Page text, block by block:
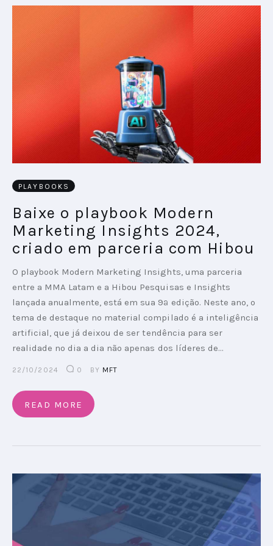
PLAYBOOKS
Baixe o playbook Modern
Marketing Insights 2024,
criado em parceria com Hibou
O playbook Modern Marketing Insights, uma parceria
entre a MMA Latam e a Hibou Pesquisas e Insights
lançada anualmente, está em sua 9ª edição. Neste ano, o
tema de destaque no material compilado é a inteligência
artificial, que já deixou de ser tendência para ser
realidade no dia a dia não apenas dos líderes de…
22/10/2024 0 BY MFT
READ MORE